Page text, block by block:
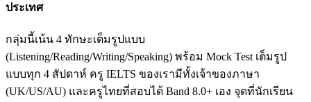
ประเทศ
กลุ่มนี้เน้น 4 ทักษะเต็มรูปแบบ
(Listening/Reading/Writing/Speaking) พร้อม Mock Test เต็มรูป
แบบทุก 4 สัปดาห์ ครู IELTS ของเรามีทั้งเจ้าของภาษา
(UK/US/AU) และครูไทยที่สอบได้ Band 8.0+ เอง จุดที่นักเรียน